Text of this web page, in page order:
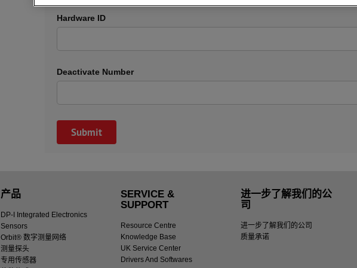
Hardware ID
Deactivate Number
产品
DP-I Integrated Electronics
Sensors
Orbit® 数字测量网络
测量探头
专用传感器
SERVICE &
SUPPORT
Resource Centre
Knowledge Base
UK Service Center
Drivers And Softwares
进一步了解我们的公
司
进一步了解我们的公司
质量承诺